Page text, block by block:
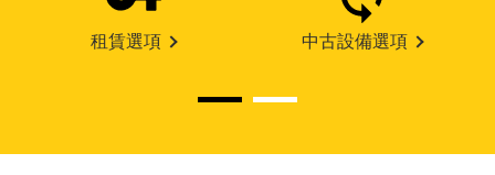
租賃選項 中古設備選項